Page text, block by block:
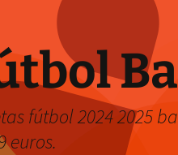
fútbol 2024 2025
euros.